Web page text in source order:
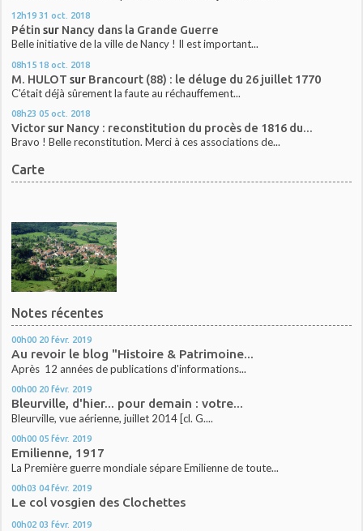
12h19 31 oct. 2018
Pétin sur Nancy dans la Grande Guerre
Belle initiative de la ville de Nancy ! Il est important...
08h15 18 oct. 2018
M. HULOT sur Brancourt (88) : le déluge du 26 juillet 1770
C'était déjà sûrement la faute au réchauffement...
08h23 05 oct. 2018
Victorsur Nancy : reconstitution du procès de 1816 du...
Bravo ! Belle reconstitution. Merci à ces associations de...
Carte
Notes récentes
00h00 20 févr. 2019
Au revoir le blog "Histoire & Patrimoine...
Après 12 années de publications d'informations...
00h00 20 févr. 2019
Bleurville, d'hier... pour demain : votre...
Bleurville, vue aérienne, juillet 2014 [cl. G....
00h00 05 févr. 2019
Emilienne, 1917
La Première guerre mondiale sépare Emilienne de toute...
00h03 04 févr. 2019
Le col vosgien des Clochettes
00h02 03 févr. 2019